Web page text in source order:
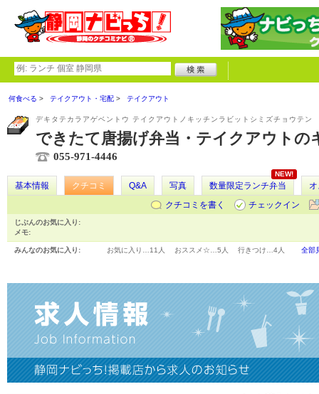
何食べる テイクアウト・宅配 テイクアウト
デキタテカラアゲベントウ テイクアウトノキッチンラビットシミズチョウテン
できたて唐揚げ弁当・テイクアウトの
055-971-4446
基本情報 クチコミ Q&A 写真 数量限定ランチ弁当
NEW!
クチコミを書く
チェックイン
じぶんのお気に入り:
メモ:
みんなのお気に入り: お気に入り… 11人 おススメ☆… 5人 行きつけ… 4人 全部